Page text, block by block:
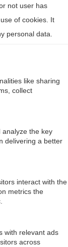
not user has
of cookies. It
personal data.
like sharing
collect
analyze the key
delivering a better
interact with the
metrics the
with relevant ads
across